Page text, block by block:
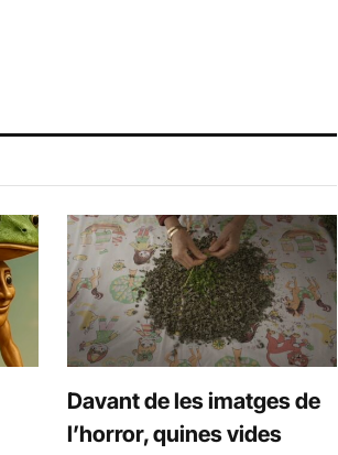
Davant de les imatges de
l’horror, quines vides